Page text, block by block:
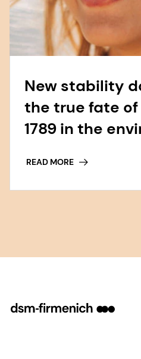
New stability
the true fate of
1789 in the
READ MORE